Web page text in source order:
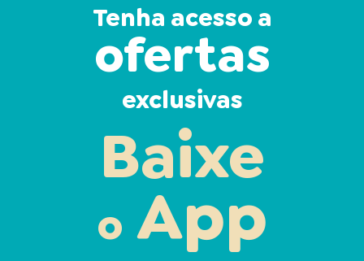
Tenha acesso a
ofertas
exclusivas
Baixe
o App